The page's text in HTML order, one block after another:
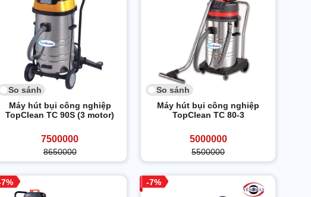
So sánh
Máy hút bụi công nghiệp
TopClean TC 90S (3 motor)
7500000
8650000
So sánh
Máy hút bụi công nghiệp
TopClean TC 80-3
5000000
5500000
7 7